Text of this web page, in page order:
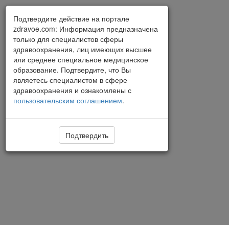
Подтвердите действие на портале
zdravoe.com: Информация предназначена
только для специалистов сферы
здравоохранения, лиц имеющих высшее
или среднее специальное медицинское
образование. Подтвердите, что Вы
являетесь специалистом в сфере
здравоохранения и ознакомлены с
пользовательским соглашением.
Подтвердить